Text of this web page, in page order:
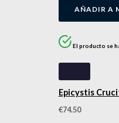
AÑADIR A
El producto se
Epicystis
€74.50